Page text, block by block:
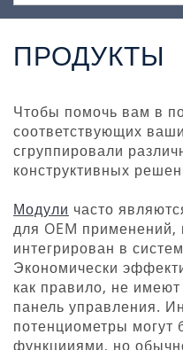
ПРОДУКТЫ
Чтобы помочь вам в
соответствующих
сгруппировали
конструктивных
Модули часто
для OEM применений,
интегрирован в
Экономически
как правило, не
панель управления.
потенциометры могут
функцииями, но